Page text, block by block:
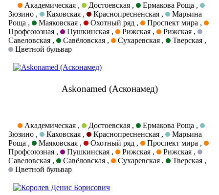
Академическая , Достоевская ,
Ермакова Роща ,
Зюзино ,
Каховская , Краснопресненская ,
Марьина
Роща ,
Маяковская , Охотный ряд ,
Проспект мира ,
Профсоюзная ,
Пушкинская , Рижская ,
Рижская ,
Савеловская ,
Савёловская , Сухаревская ,
Тверская ,
Цветной бульвар
Askonamed (Асконамед)
Академическая , Достоевская ,
Ермакова Роща ,
Зюзино ,
Каховская , Краснопресненская ,
Марьина
Роща ,
Маяковская , Охотный ряд ,
Проспект мира ,
Профсоюзная ,
Пушкинская , Рижская ,
Рижская ,
Савеловская ,
Савёловская , Сухаревская ,
Тверская ,
Цветной бульвар